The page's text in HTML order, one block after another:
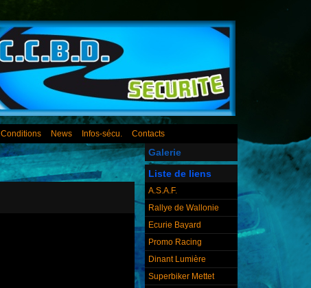
Conditions News Infos-sécu. Contacts
Galerie
Liste de liens
A.S.A.F.
Rallye de Wallonie
Ecurie Bayard
Promo Racing
Dinant Lumière
Superbiker Mettet